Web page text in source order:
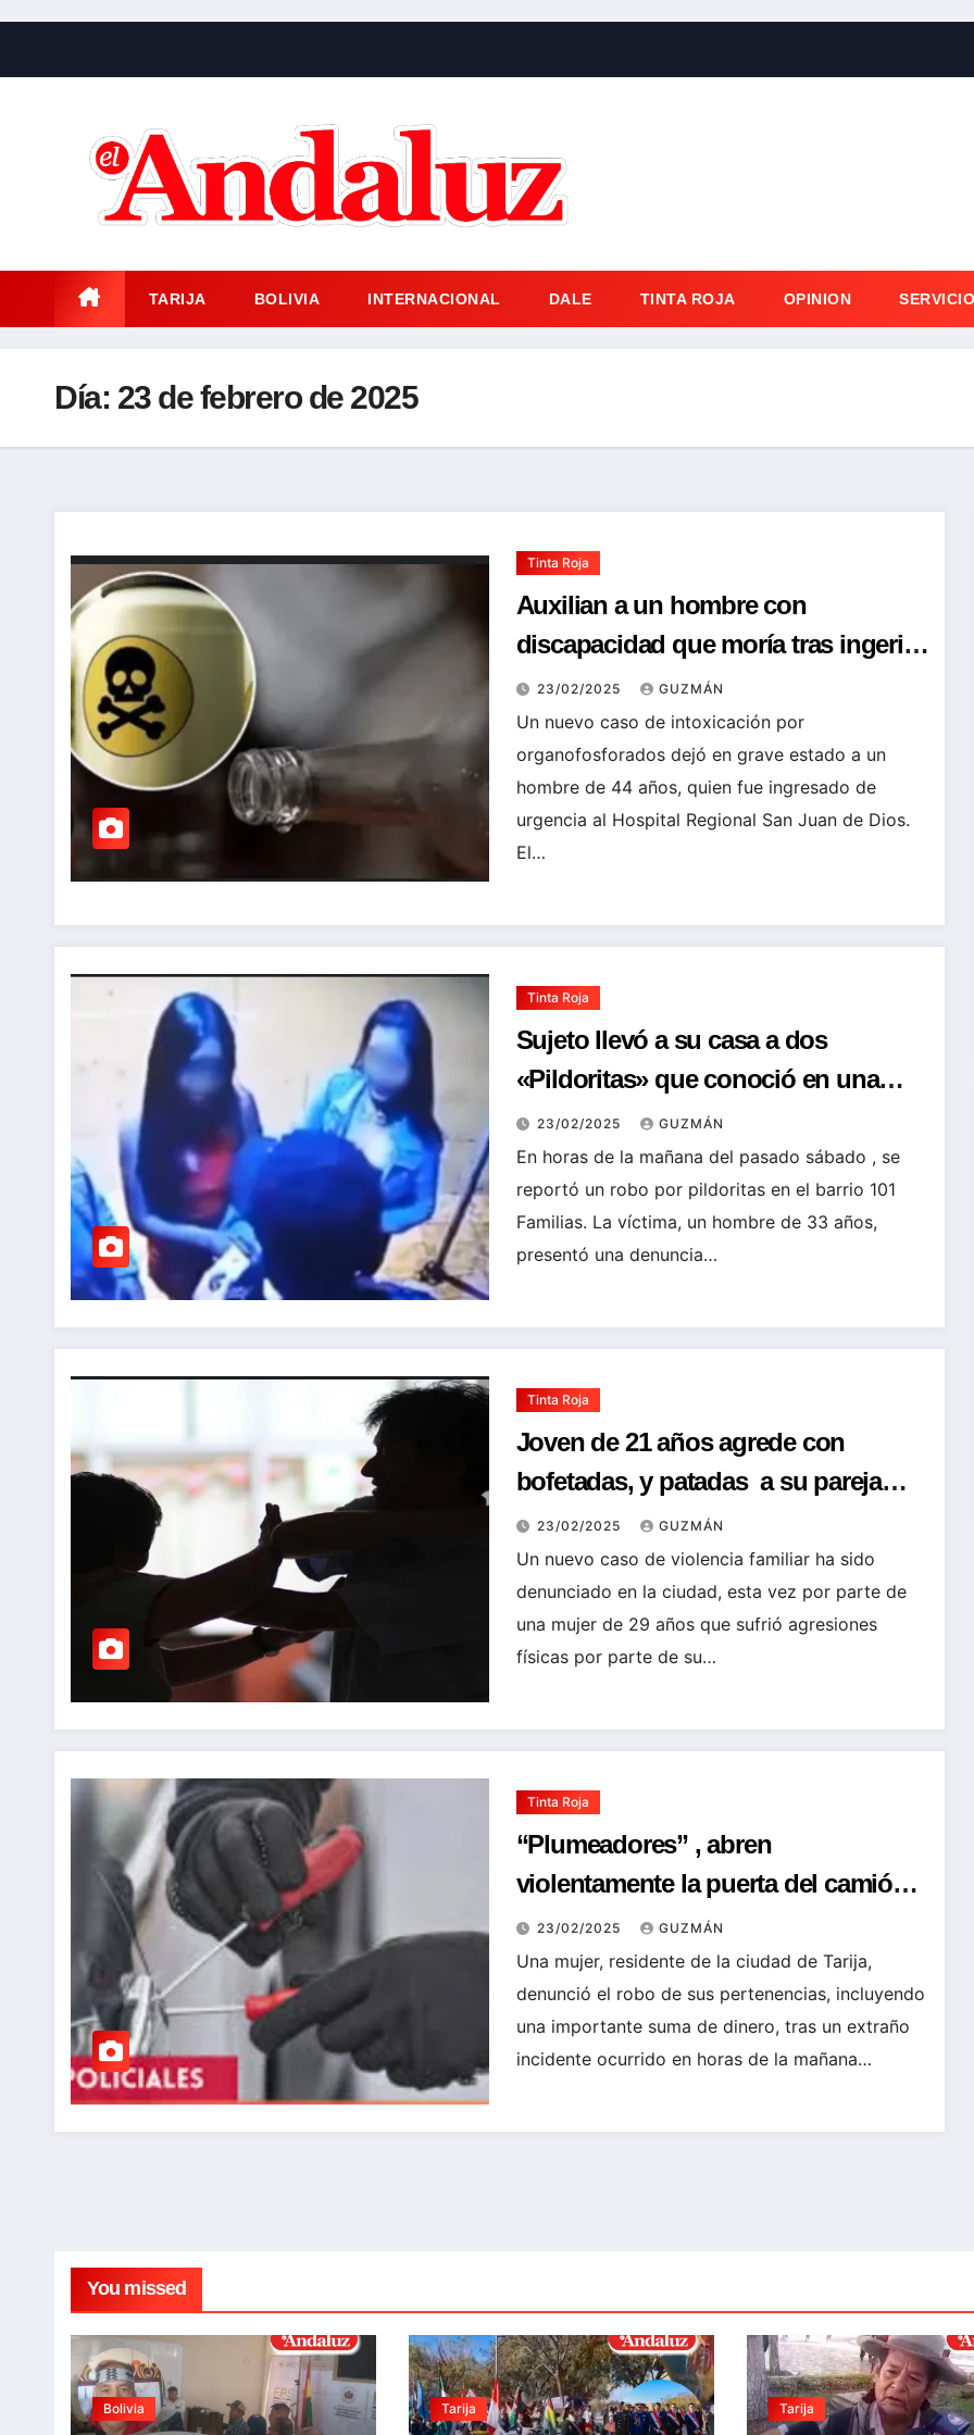
contenido
TARIJA BOLIVIA INTERNACIONAL DALE TINTA ROJA OPINION
Día: 23 de febrero de 2025
Tinta Roja
Auxilian a un hombre con
discapacidad que moría tras ingerir
raticida, investigan las causas
23/02/2025 GUZMÁN
Un nuevo caso de intoxicación por
organofosforados dejó en grave estado a un
hombre de 44 años, quien fue ingresado de
urgencia al Hospital Regional San Juan de Dios.
El…
Tinta Roja
Sujeto llevó a su casa a dos
«Pildoritas» que conoció en una
“disco”: Le robaron su celular y bs
5000
23/02/2025 GUZMÁN
En horas de la mañana del pasado sábado , se
reportó un robo por pildoritas en el barrio 101
Familias. La víctima, un hombre de 33 años,
presentó una denuncia…
Tinta Roja
Joven de 21 años agrede con
bofetadas, y patadas a su pareja
tras descubrirse su infidelidad
23/02/2025 GUZMÁN
Un nuevo caso de violencia familiar ha sido
denunciado en la ciudad, esta vez por parte de
una mujer de 29 años que sufrió agresiones
físicas por parte de su…
Tinta Roja
“Plumeadores” , abren
violentamente la puerta del camión
de una mujer y le roban más de 70
mil bolivianos
23/02/2025 GUZMÁN
Una mujer, residente de la ciudad de Tarija,
denunció el robo de sus pertenencias, incluyendo
una importante suma de dinero, tras un extraño
incidente ocurrido en horas de la mañana…
You missed
Bolivia Tarija Tarija